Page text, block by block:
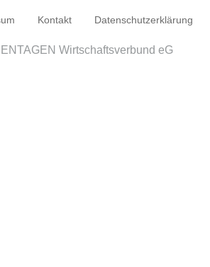
Kontakt Datenschutzerklärung
Wirtschaftsverbund eG